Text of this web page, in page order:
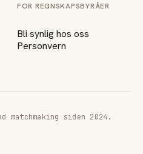
FOR REGNSKAPSBYRÅER
Bli synlig hos oss
Personvern
matchmaking siden 2024.